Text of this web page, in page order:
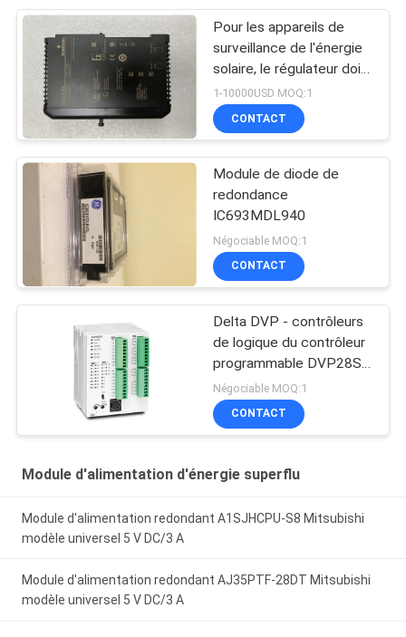
Pour les appareils de
surveillance de l'énergie
solaire, le régulateur doit
être équipé d'un système
de contrôle de l'énergie
solaire.
1-10000USD MOQ:1
CONTACT
Module de diode de
redondance
IC693MDL940
Négociable MOQ:1
CONTACT
Delta DVP - contrôleurs
de logique du contrôleur
programmable DVP28SV
de PLC de la série SV2
Négociable MOQ:1
CONTACT
Module d'alimentation d'énergie superflu
Module d'alimentation redondant A1SJHCPU-S8 Mitsubishi
modèle universel 5 V DC/3 A
Module d'alimentation redondant AJ35PTF-28DT Mitsubishi
modèle universel 5 V DC/3 A